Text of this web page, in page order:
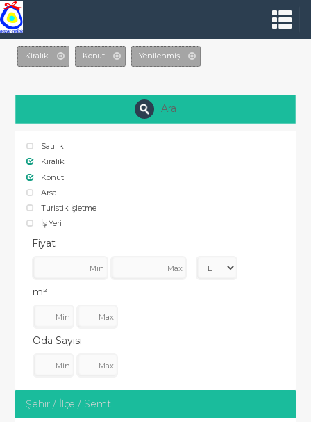
Kiralık Konut Yenilenmiş
Ara
Satılık
Kiralık
Konut
Arsa
Turistik İşletme
İş Yeri
Fiyat
m²
Oda Sayısı
Şehir / İlçe / Semt